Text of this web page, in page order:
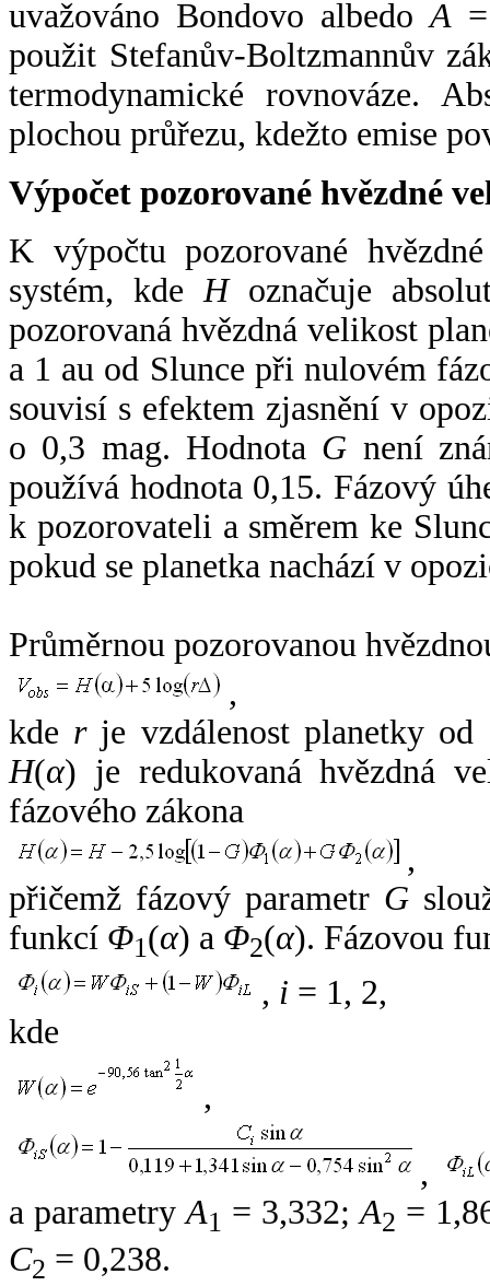
uvažováno Bondovo albedoA
použit Stefanův-Boltzmannův
termodynamické rovnováze.
plochou průřezu, kdežto emise
Výpočet pozorované hvězdné
K výpočtu pozorované
systém, kde Hoznačuje
pozorovaná hvězdná velikost
a 1 au od Slunce při nulovém
souvisí s efektem zjasnění v
o 0,3 mag. Hodnota G není
používá hodnota 0,15. Fázový
k pozorovateli a směrem ke
pokud se planetka nachází v
Průměrnou pozorovanou
,
kde rje vzdálenost planetky od
H(α) je redukovaná hvězdná
fázového zákona
,
přičemž fázový parametr G
funkcí Φ1(α) a Φ2(α). Fázovou
, i = 1, 2,
kde
,
,
a parametryA1 = 3,332;A2 =
C2 = 0,238.